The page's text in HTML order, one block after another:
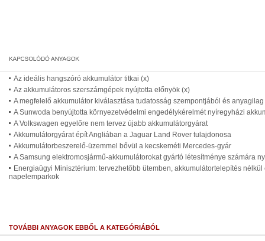
Az ideális hangszóró akkumulátor titkai (x)
Az akkumulátoros szerszámgépek nyújtotta előnyök (x)
A megfelelő akkumulátor kiválasztása tudatosság szempontjából és
A Sunwoda benyújtotta környezetvédelmi engedélykérelmét nyíregyházi
A Volkswagen egyelőre nem tervez újabb akkumulátorgyárat
Akkumulátorgyárat épít Angliában a Jaguar Land Rover tulajdonosa
Akkumulátorbeszerelő-üzemmel bővül a kecskeméti Mercedes-gyár
A Samsung elektromosjármű-akkumulátorokat gyártó létesítménye számára
Energiaügyi Minisztérium: tervezhetőbb ütemben, akkumulátortelepítés
napelemparkok
TOVÁBBI ANYAGOK EBBŐL A KATEGÓRIÁBÓL